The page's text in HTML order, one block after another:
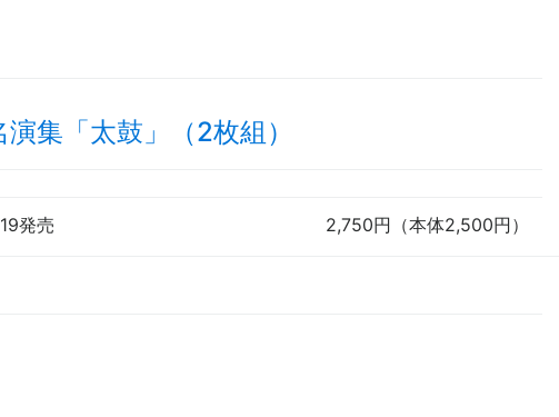
集「太鼓」（2枚組）
発売 2,750円（本体2,500円）